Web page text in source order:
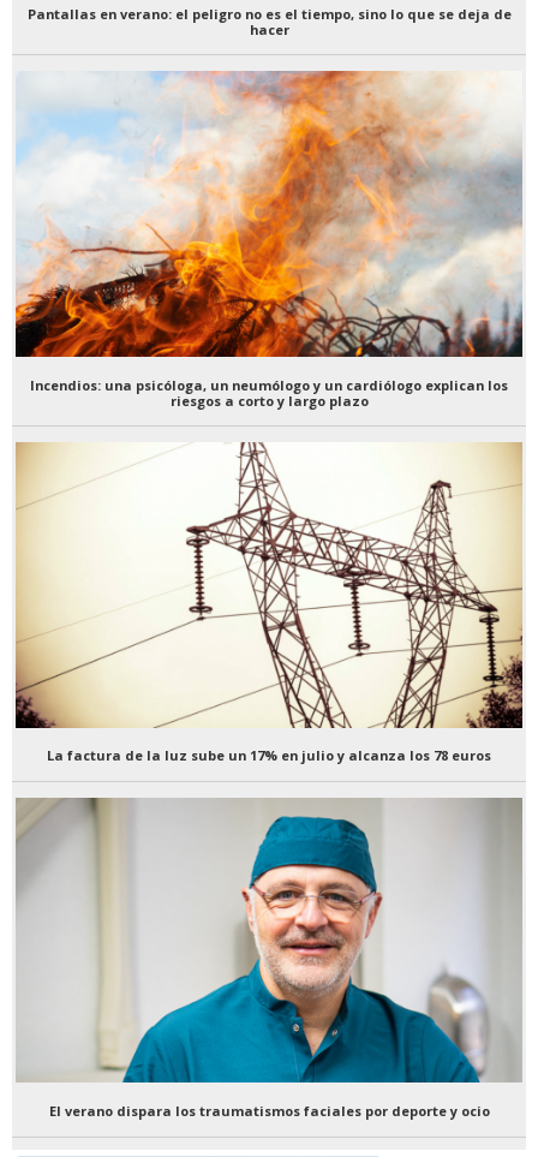
Pantallas en verano: el peligro no es el tiempo, sino lo que se deja de
hacer
Incendios: una psicóloga, un neumólogo y un cardiólogo explican los
riesgos a corto y largo plazo
La factura de la luz sube un 17% en julio y alcanza los 78 euros
El verano dispara los traumatismos faciales por deporte y ocio